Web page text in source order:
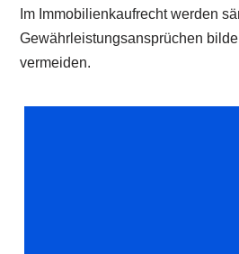
Im Immobilienkaufrecht werden
Gewährleistungsansprüchen
vermeiden.